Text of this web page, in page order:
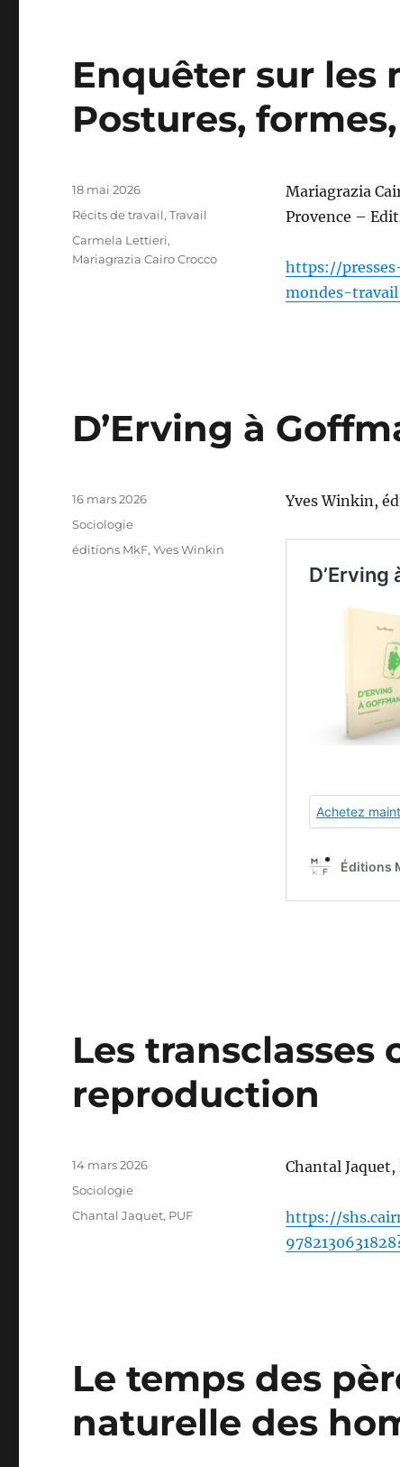
Enquêter sur les
Postures,
Mariagrazia
Provence –
https://
mondes-
Publié
18 mai 2026
Catégories
Récits de travail,Travail
Étiquettes
Carmela Lettieri,
Mariagrazia Cairo Crocco
D’Erving à
Yves Winkin,
Publié
16 mars 2026
Catégories
Sociologie
Étiquettes
éditions MkF,Yves Winkin
Les transclasses
reproduction
Chantal Jaquet,
https://
Publié
14 mars 2026
Catégories
Sociologie
Étiquettes
Chantal Jaquet, PUF
Le temps des
naturelle des